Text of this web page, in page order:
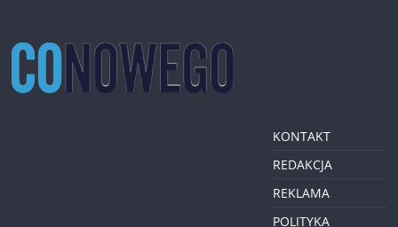
KONTAKT
REDAKCJA
REKLAMA
POLITYKA